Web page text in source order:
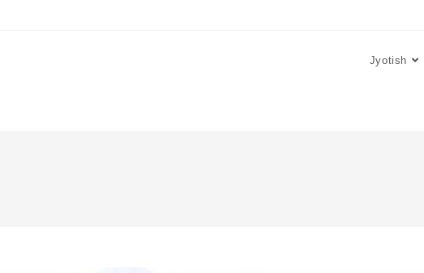
Jyotish